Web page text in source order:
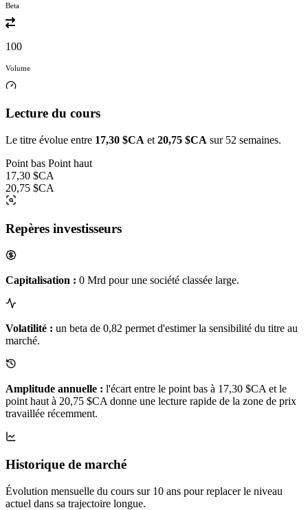
Beta
100
Volume
Lecture du cours
Le titre évolue entre 17,30 $CA et 20,75 $CA sur 52 semaines.
Point bas Point haut
17,30 $CA
20,75 $CA
Repères investisseurs
Capitalisation : 0 Mrd pour une société classée large.
Volatilité : un beta de 0,82 permet d'estimer la sensibilité du titre au
marché.
Amplitude annuelle : l'écart entre le point bas à 17,30 $CA et le
point haut à 20,75 $CA donne une lecture rapide de la zone de prix
travaillée récemment.
Historique de marché
Évolution mensuelle du cours sur 10 ans pour replacer le niveau
actuel dans sa trajectoire longue.